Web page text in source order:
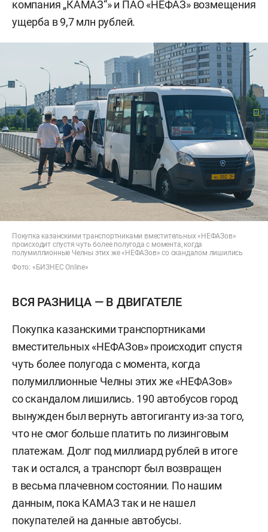
компания „КАМАЗ“» и ПАО «НЕФАЗ» возмещения
ущерба в 9,7 млн рублей.
Покупка казанскими транспортниками вместительных «НЕФАЗов»
происходит спустя чуть более полугода с момента, когда
полумиллионные Челны этих же «НЕФАЗов» со скандалом лишились
Фото: «БИЗНЕС Online»
ВСЯ РАЗНИЦА — В ДВИГАТЕЛЕ
Покупка казанскими транспортниками
вместительных «НЕФАЗов» происходит спустя
чуть более полугода с момента, когда
полумиллионные Челны этих же «НЕФАЗов»
со скандалом лишились. 190 автобусов город
вынужден был вернуть автогиганту из-за того,
что не смог больше платить по лизинговым
платежам. Долг под миллиард рублей в итоге
так и остался, а транспорт был возвращен
в весьма плачевном состоянии. По нашим
данным, пока КАМАЗ так и не нашел
покупателей на данные автобусы.